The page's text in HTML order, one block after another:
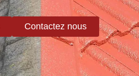
Contactez nous